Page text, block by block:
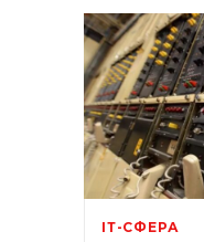
ІТ-СФЕРА